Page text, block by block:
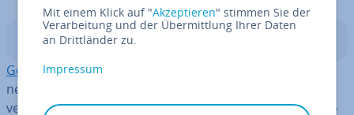
In­halts­ver­zeich­nis
Google Analytics
nen, die Ihnen etwas über die Besucher auf Ihrer Seite
verraten können. Das Tool bündelt bei­spiels­wei­se In­for­
Mit einem Klick auf "Akzeptieren" stimmen Sie der
Verarbeitung und der Übermittlung Ihrer Daten
an Drittländer zu.
Impressum